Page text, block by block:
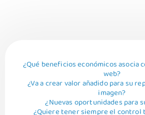
¿Qué beneficios económicos asocia
web?
¿Va a crear valor añadido para su
imagen?
¿Nuevas oportunidades para
¿Quiere tener siempre el control